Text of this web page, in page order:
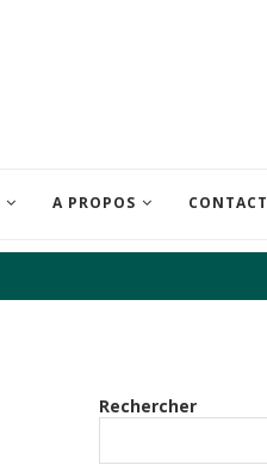
A PROPOS CONTACT
Rechercher